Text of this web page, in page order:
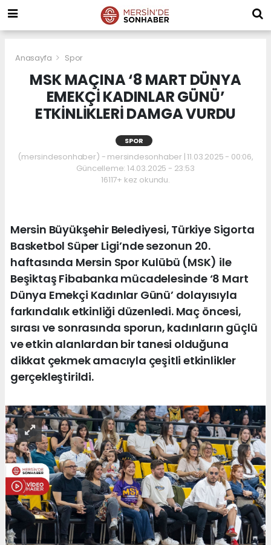
Anasayfa Spor
MSK MAÇINA ‘8 MART DÜNYA
EMEKÇİ KADINLAR GÜNÜ’
ETKİNLİKLERİ DAMGA VURDU
SPOR
(mersindesonhaber) - mersindesonhaber | 11.03.2025 - 00:06,
Güncelleme: 14.03.2025 - 23:53
16117+ kez okundu.
Mersin Büyükşehir Belediyesi, Türkiye Sigorta
Basketbol Süper Ligi’nde sezonun 20.
haftasında Mersin Spor Kulübü (MSK) ile
Beşiktaş Fibabanka mücadelesinde ‘8 Mart
Dünya Emekçi Kadınlar Günü’ dolayısıyla
farkındalık etkinliği düzenledi. Maç öncesi,
sırası ve sonrasında sporun, kadınların güçlü
ve etkin alanlardan bir tanesi olduğuna
dikkat çekmek amacıyla çeşitli etkinlikler
gerçekleştirildi.